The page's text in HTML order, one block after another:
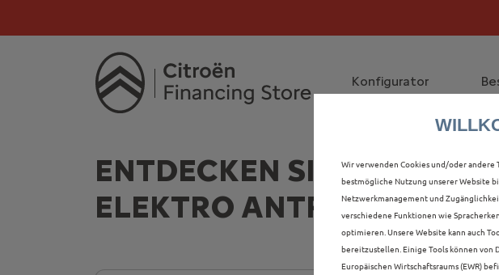
Konfigurator
ENTDECKEN SIE ALLE Ë-
ELEKTRO ANTRIEB IN
Wir verwenden Cookies und/oder andere
bestmögliche Nutzung unserer Website
Netzwerkmanagement und
verschiedene Funktionen wie
optimieren. Unsere Website kann auch
bereitzustellen. Einige Tools können
Europäischen Wirtschaftsraums (EWR)